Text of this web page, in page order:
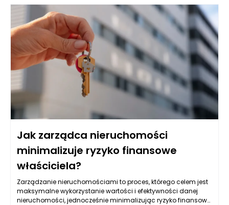
odporną na uszkodzenia powierzchnię. Fronty wykonane z
materiałów takich jak MDF czy płyta wiórowa, pokryte wysokiej
klasy lakierem, mogą wytrzymać intensywne użytkowanie, co
czyni je odpowiednimi do kuchni, w której codziennie
przygotowuje się posiłki. Ważnym aspektem przy wyborze
frontów lakierowanych jest ich odporność na działanie
wysokiej temperatury oraz wilgoci, co ma duże znaczenie w
kontekście intensywnego użytkowania tego pomieszczenia.
Jak zarządca nieruchomości
minimalizuje ryzyko finansowe
właściciela?
Zarządzanie nieruchomościami to proces, którego celem jest
maksymalne wykorzystanie wartości i efektywności danej
nieruchomości, jednocześnie minimalizując ryzyko finansowe